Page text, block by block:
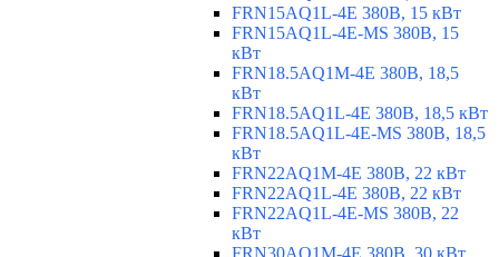
FRN15AQ1L-4E 380В, 15 кВт
FRN15AQ1L-4E-MS 380В, 15
кВт
FRN18.5AQ1M-4E 380В, 18,5
кВт
FRN18.5AQ1L-4E 380В, 18,5 кВт
FRN18.5AQ1L-4E-MS 380В, 18,5
кВт
FRN22AQ1M-4E 380В, 22 кВт
FRN22AQ1L-4E 380В, 22 кВт
FRN22AQ1L-4E-MS 380В, 22
кВт